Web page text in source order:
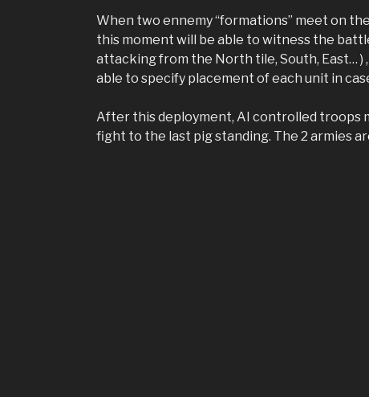
When two ennemy “formations” meet on
this moment will be able to witness the
attacking from the North tile, South, East… )
able to specify placement of each unit in
After this deployment, AI controlled troops
fight to the last pig standing. The 2 armies